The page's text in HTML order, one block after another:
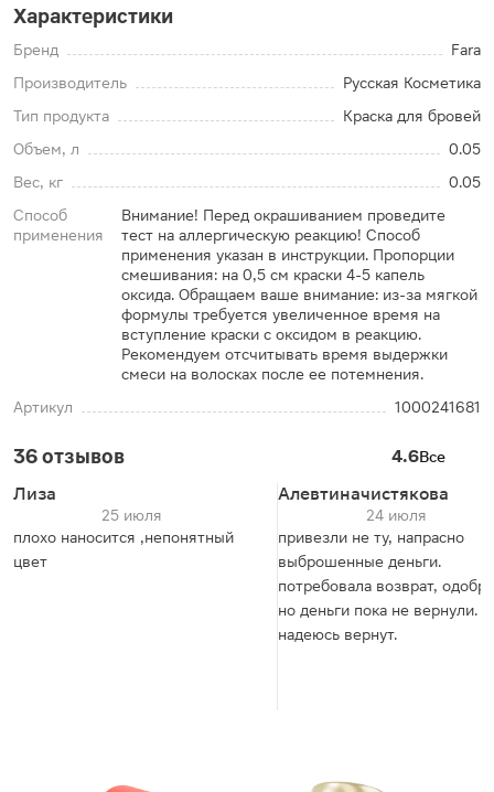
Характеристики
Бренд
Fara
Производитель
Русская Косметика
Тип продукта
Краска для бровей
Объем, л
0.05
Вес, кг
0.05
Способ
применения
Внимание! Перед окрашиванием проведите
тест на аллергическую реакцию! Способ
применения указан в инструкции. Пропорции
смешивания: на 0,5 см краски 4-5 капель
оксида. Обращаем ваше внимание: из-за мягкой
формулы требуется увеличенное время на
вступление краски с оксидом в реакцию.
Рекомендуем отсчитывать время выдержки
смеси на волосках после ее потемнения.
Артикул
1000241681
36 отзывов 4.6Все
Лиза
25 июля
плохо наносится ,непонятный
цвет
Алевтиначистякова
24 июля
привезли не ту, напрасно
выброшенные деньги.
потребовала возврат,
но деньги пока не вернули.
надеюсь вернут.